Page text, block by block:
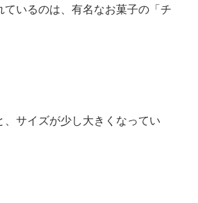
ているのは、有名なお菓子の「チ
サイズが少し大きくなってい